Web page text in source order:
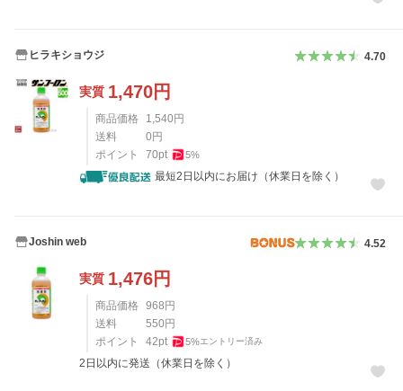
ヒラキショウジ 4.70
実質 1,470円
商品価格 1,540円
送料
0円
ポイント
70pt 5%
最短2日以内にお届け（休業日を除く）
Joshin web 4.52
実質 1,476円
商品価格 968円
送料
550円
ポイント
42pt 5%エントリー済み
2日以内に発送（休業日を除く）